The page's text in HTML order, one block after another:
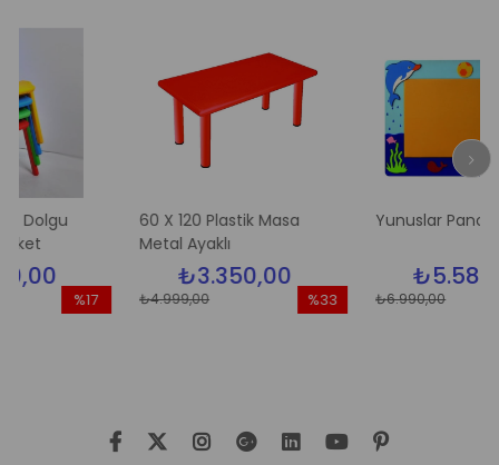
60 X 120 Plastik Masa
Metal Ayaklı
₺3.350,00
₺4.999,00
Yunuslar Pano
₺5.580,00
₺6.990,00